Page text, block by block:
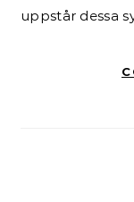
uppstår dessa